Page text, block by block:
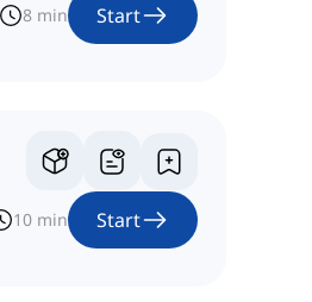
8 min Start
10 min Start